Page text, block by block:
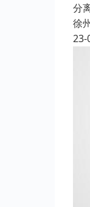
分
徐
23-